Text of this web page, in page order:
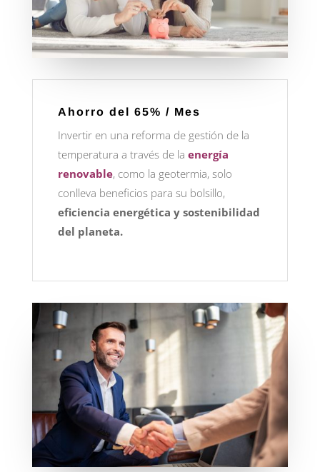
Ahorro del 65% / Mes
Invertir en una reforma de gestión de la
temperatura a través de la energía
renovable, como la geotermia, solo
conlleva beneficios para su bolsillo,
eficiencia energética y sostenibilidad
del planeta.